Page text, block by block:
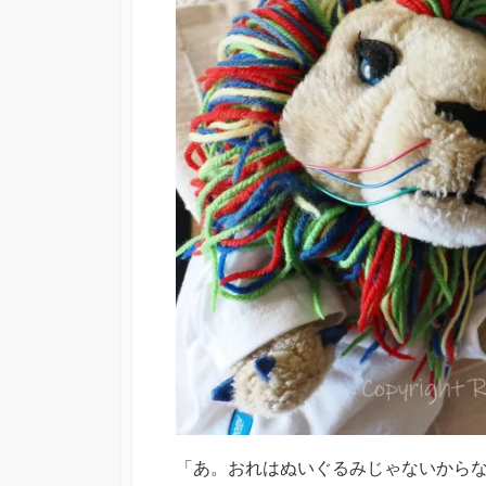
「あ。おれはぬいぐるみじゃないから